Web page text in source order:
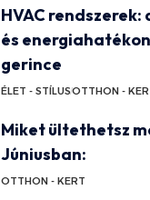
HVAC
és
gerince
ÉLET - STÍLUSOTTHON -
Miket ültethetsz
Júniusban:
OTTHON - KERT